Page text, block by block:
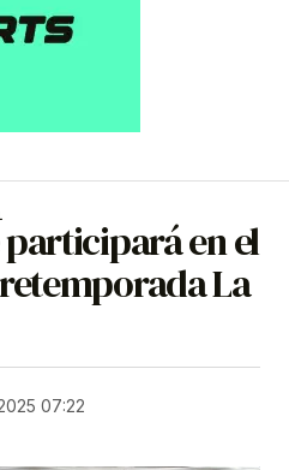
en el
La
07:22